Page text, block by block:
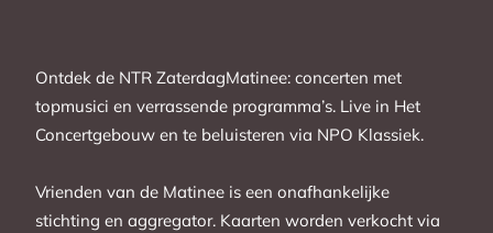
Ontdek de NTR ZaterdagMatinee: concerten met
topmusici en verrassende programma’s. Live in Het
Concertgebouw en te beluisteren via NPO Klassiek.
Vrienden van de Matinee is een onafhankelijke
stichting en aggregator. Kaarten worden verkocht via